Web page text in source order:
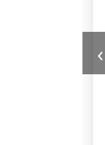
‹